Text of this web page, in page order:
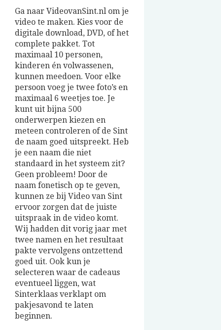
Ga naar VideovanSint.nl om je
video te maken. Kies voor de
digitale download, DVD, of het
complete pakket. Tot
maximaal 10 personen,
kinderen én volwassenen,
kunnen meedoen. Voor elke
persoon voeg je twee foto’s en
maximaal 6 weetjes toe. Je
kunt uit bijna 500
onderwerpen kiezen en
meteen controleren of de Sint
de naam goed uitspreekt. Heb
je een naam die niet
standaard in het systeem zit?
Geen probleem! Door de
naam fonetisch op te geven,
kunnen ze bij Video van Sint
ervoor zorgen dat de juiste
uitspraak in de video komt.
Wij hadden dit vorig jaar met
twee namen en het resultaat
pakte vervolgens ontzettend
goed uit. Ook kun je
selecteren waar de cadeaus
eventueel liggen, wat
Sinterklaas verklapt om
pakjesavond te laten
beginnen.